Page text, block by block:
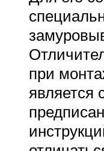
при
является